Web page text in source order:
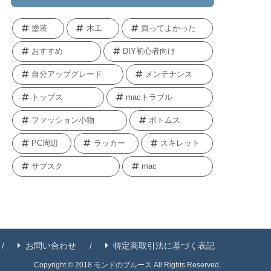
塗装 木工 買ってよかった
おすすめ DIY初心者向け
自分アップグレード メンテナンス
トップス macトラブル
ファッション小物 ボトムス
PC周辺 ラッカー スキレット
サブスク mac
お問い合わせ 特定商取引法に基づく表記
Copyright © 2018 モンドのブルース All Rights Reserved.